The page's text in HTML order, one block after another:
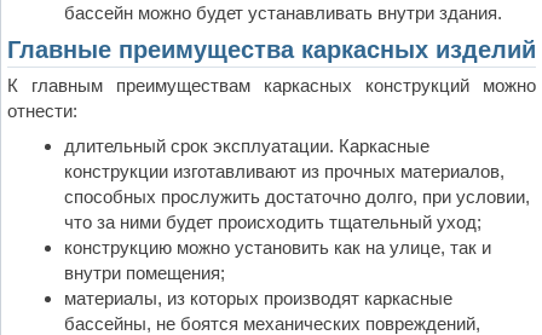
бассейн можно будет устанавливать внутри здания.
Главные преимущества каркасных изделий
К главным преимуществам каркасных конструкций можно
отнести:
длительный срок эксплуатации. Каркасные
конструкции изготавливают из прочных материалов,
способных прослужить достаточно долго, при условии,
что за ними будет происходить тщательный уход;
конструкцию можно установить как на улице, так и
внутри помещения;
материалы, из которых производят каркасные
бассейны, не боятся механических повреждений,